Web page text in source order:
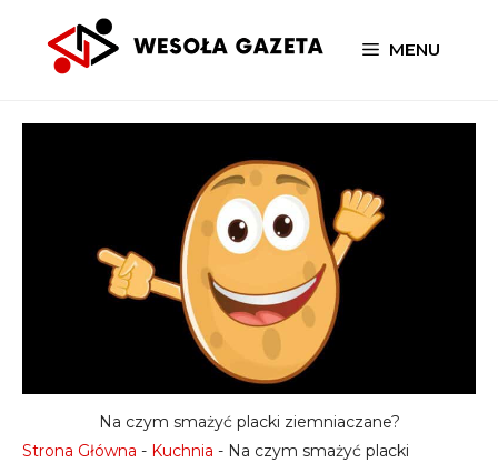
MENU
Strona Główna - Kuchnia - Na czym smażyć placki
Na czym smażyć placki ziemniaczane?